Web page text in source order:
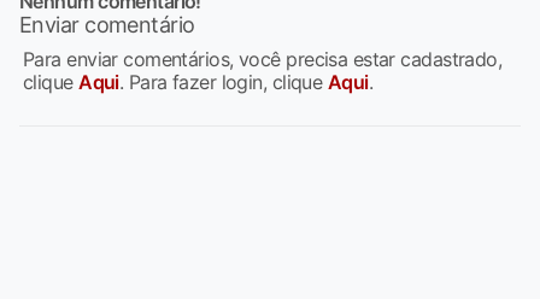
Enviar comentário
Para enviar comentários, você precisa estar cadastrado,
cliqueAqui. Para fazer login, clique Aqui.